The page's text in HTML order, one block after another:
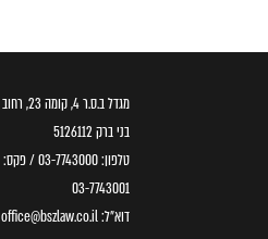
מגדל ב.ס.ר 4, קומה 23, רחוב מצדה 7
בני ברק 5126112
טלפון:03-7743000/ פקס:
03-7743001
דוא״ל:office@bszlaw.co.il